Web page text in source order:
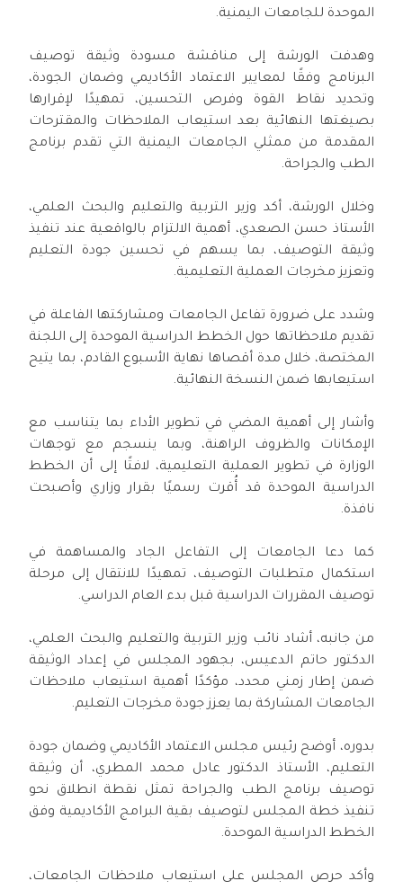
الموحدة للجامعات اليمنية.
وهدفت الورشة إلى مناقشة مسودة وثيقة توصيف
البرنامج وفقًا لمعايير الاعتماد الأكاديمي وضمان الجودة،
وتحديد نقاط القوة وفرص التحسين، تمهيدًا لإقرارها
بصيغتها النهائية بعد استيعاب الملاحظات والمقترحات
المقدمة من ممثلي الجامعات اليمنية التي تقدم برنامج
الطب والجراحة.
وخلال الورشة، أكد وزير التربية والتعليم والبحث العلمي،
الأستاذ حسن الصعدي، أهمية الالتزام بالواقعية عند تنفيذ
وثيقة التوصيف، بما يسهم في تحسين جودة التعليم
وتعزيز مخرجات العملية التعليمية.
وشدد على ضرورة تفاعل الجامعات ومشاركتها الفاعلة في
تقديم ملاحظاتها حول الخطط الدراسية الموحدة إلى اللجنة
المختصة، خلال مدة أقصاها نهاية الأسبوع القادم، بما يتيح
استيعابها ضمن النسخة النهائية.
وأشار إلى أهمية المضي في تطوير الأداء بما يتناسب مع
الإمكانات والظروف الراهنة، وبما ينسجم مع توجهات
الوزارة في تطوير العملية التعليمية، لافتًا إلى أن الخطط
الدراسية الموحدة قد أُقرت رسميًا بقرار وزاري وأصبحت
نافذة.
كما دعا الجامعات إلى التفاعل الجاد والمساهمة في
استكمال متطلبات التوصيف، تمهيدًا للانتقال إلى مرحلة
توصيف المقررات الدراسية قبل بدء العام الدراسي.
من جانبه، أشاد نائب وزير التربية والتعليم والبحث العلمي،
الدكتور حاتم الدعيس، بجهود المجلس في إعداد الوثيقة
ضمن إطار زمني محدد، مؤكدًا أهمية استيعاب ملاحظات
الجامعات المشاركة بما يعزز جودة مخرجات التعليم.
بدوره، أوضح رئيس مجلس الاعتماد الأكاديمي وضمان جودة
التعليم، الأستاذ الدكتور عادل محمد المطري، أن وثيقة
توصيف برنامج الطب والجراحة تمثل نقطة انطلاق نحو
تنفيذ خطة المجلس لتوصيف بقية البرامج الأكاديمية وفق
الخطط الدراسية الموحدة.
وأكد حرص المجلس على استيعاب ملاحظات الجامعات،